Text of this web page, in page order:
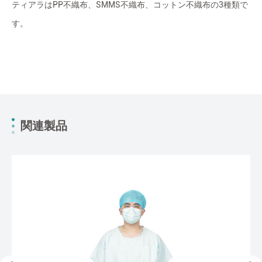
ティアラはPP不織布、SMMS不織布、コットン不織布の3種類で
す。
関連製品